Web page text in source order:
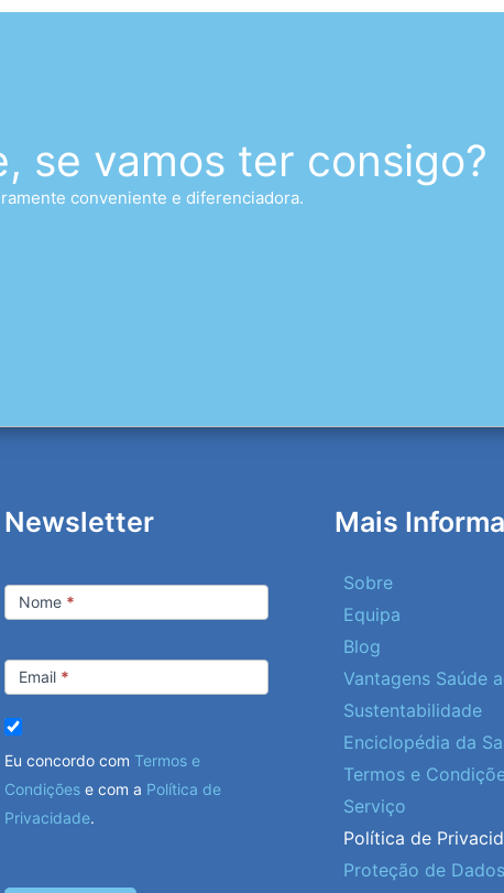
se vamos ter consigo?
conveniente e diferenciadora.
Newsletter
Newsletter
Nome *
Email *
Eu concordo com Termos e
Condições e com a Política de
Privacidade.
Mais
Sobre
Equipa
Blog
Vantagens Saúde
Sustentabilidade
Enciclopédia da
Termos e
Serviço
Política de
Proteção de Dados